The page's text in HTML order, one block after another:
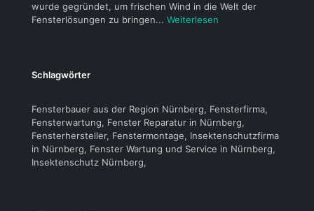
wurde gegründet, um frischen Wind in die Welt der
Fensterlösungen zu bringen... Weiterlesen
Schlagwörter
Fensterbauer aus der Region Nürnberg, Fensterfirma,
Fensterwartung, Fenster Reparatur in Nürnberg,
Fensterhersteller, Fenstermontage, Insektenschutzfirma
in Nürnberg, Fenster Wartung und Service in Nürnberg,
Insektenschutz Nürnberg,